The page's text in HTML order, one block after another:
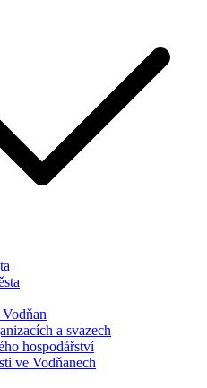
a svazech
hospodářství
ve Vodňanech